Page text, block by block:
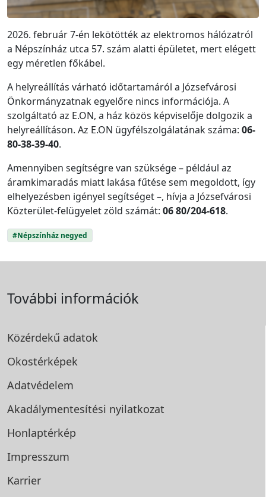
2026. február 7-én lekötötték az elektromos hálózatról
a Népszínház utca 57. szám alatti épületet, mert elégett
egy méretlen főkábel.
A helyreállítás várható időtartamáról a Józsefvárosi
Önkormányzatnak egyelőre nincs információja. A
szolgáltató az E.ON, a ház közös képviselője dolgozik a
helyreállításon. Az E.ON ügyfélszolgálatának száma: 06-
80-38-39-40.
Amennyiben segítségre van szüksége – például az
áramkimaradás miatt lakása fűtése sem megoldott, így
elhelyezésben igényel segítséget –, hívja a Józsefvárosi
Közterület-felügyelet zöld számát: 06 80/204-618.
#Népszínház negyed
További információk
Közérdekű adatok
Okostérképek
Adatvédelem
Akadálymentesítési nyilatkozat
Honlaptérkép
Impresszum
Karrier